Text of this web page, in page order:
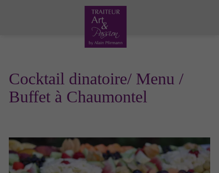
Cocktail dinatoire/ Menu /
Buffet à Chaumontel